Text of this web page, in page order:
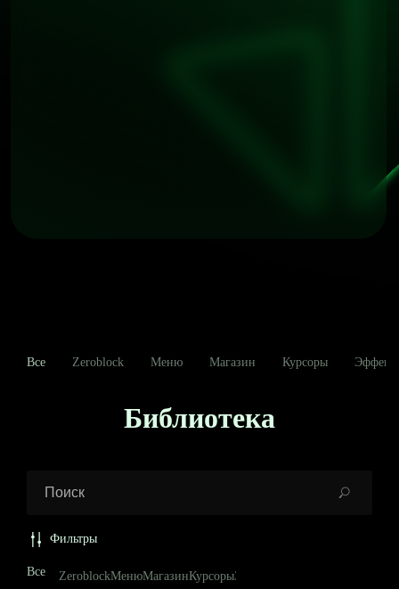
Все Zeroblock Меню Магазин Курсоры
Библиотека
Все ZeroblockМенюМагазинКурсорыЭффекты
Фильтры